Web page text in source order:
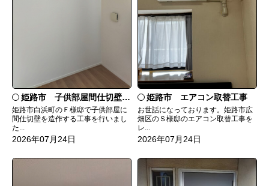
姫路市 子供部屋間仕切壁造作
姫路市白浜町のＦ様邸で子供部屋に
間仕切壁を造作する工事を行いまし
た...
2026年07月24日
姫路市 エアコン取替工事
お世話になっております。姫路市広
畑区のＳ様邸のエアコン取替工事を
レ...
2026年07月24日